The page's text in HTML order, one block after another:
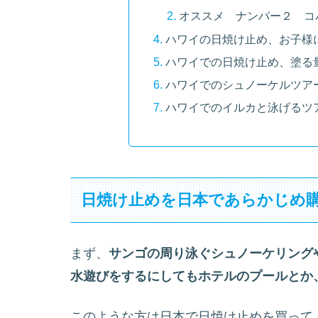
オススメ ナンバー２ コ
ハワイの日焼け止め、お子様
ハワイでの日焼け止め、塗る
ハワイでのシュノーケルツア
ハワイでのイルカと泳げるツ
日焼け止めを日本であらかじめ
まず、 サンゴの周り泳ぐシュノーケリン
水遊びをするにしてもホテルのプールとか